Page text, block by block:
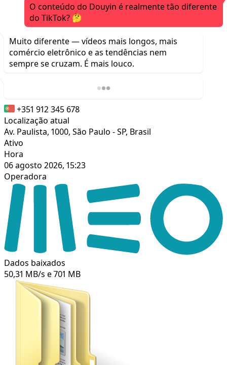
O conteúdo do Douyin é realmente tão diferente
do TikTok? 🤔
Muito diferente — vídeos mais longos, mais
comércio eletrônico e as tendências nem
sempre se cruzam. É mais louco.
+351 912 345 678
Localização atual
Av. Paulista, 1000, São Paulo - SP, Brasil
Ativo
Hora
06 agosto 2026, 15:23
Operadora
Dados baixados
50,31 MB/s e 701 MB